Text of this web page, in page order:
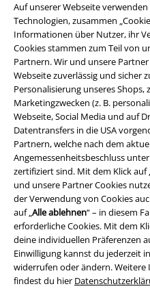
Auf unserer Webseite
Technologien, zusammen
Informationen über Nutzer, ihr
Cookies stammen zum Teil von
Partnern. Wir und unsere
Webseite zuverlässig und sicher
Personalisierung unseres Shops,
Marketingzwecken (z. B.
Webseite, Social Media und auf
Datentransfers in die USA
Partnern, welche nach dem
Angemessenheitsbeschluss
zertifiziert sind. Mit dem Klick auf
und unsere Partner Cookies
der Verwendung von Cookies
auf „Alle ablehnen“ – in diesem
erforderliche Cookies. Mit dem
deine individuellen Präferenzen
Einwilligung kannst du jederzeit
widerrufen oder ändern.
findest du hier
Rechtliches
AGB
Impressum
Datenschutz
Entsorgung und Umweltschutz
Konformitätserklärung
Information zur Barrierefreiheit